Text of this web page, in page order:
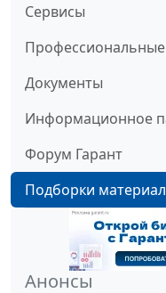
Сервисы
Документы
Информационное
Форум Гарант
Подборки
Анонсы